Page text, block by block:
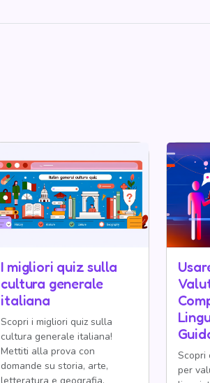
I migliori quiz sulla
cultura generale
italiana
Scopri i migliori quiz sulla
cultura generale italiana!
Mettiti alla prova con
domande su storia, arte,
Scopri
per